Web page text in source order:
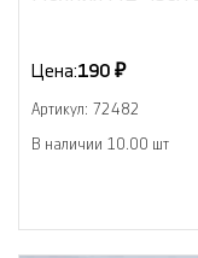
Цена:190 ₽
Артикул: 72482
В наличии 10.00 шт